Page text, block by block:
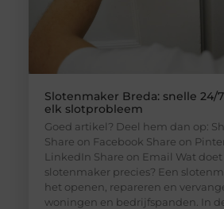
Slotenmaker Breda: snelle 24/
elk slotprobleem
Goed artikel? Deel hem dan op:
Share on Facebook Share on
LinkedIn Share on Email Wat
slotenmaker precies? Een
het openen, repareren en
woningen en bedrijfspanden. In